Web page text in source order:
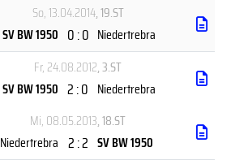
So, 13.04.2014, 19.ST
SV BW 1950 0 : 0 Niedertrebra
Fr, 24.08.2012, 3.ST
SV BW 1950 2 : 0 Niedertrebra
Mi, 08.05.2013, 18.ST
Niedertrebra 2 : 2 SV BW 1950